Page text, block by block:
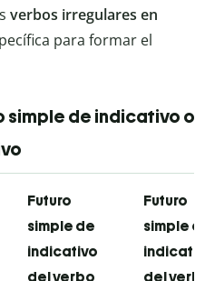
verbos irregulares en
para formar el
simple de indicativo o
Futuro
simple de
indicativo
del verbo
Futuro
simple
del